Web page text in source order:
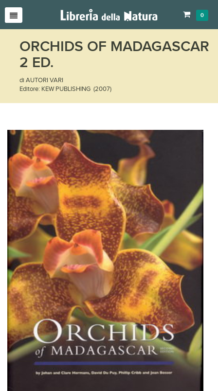
0
ORCHIDS OF MADAGASCAR
2 ED.
di AUTORI VARI
Editore: KEW PUBLISHING (2007)